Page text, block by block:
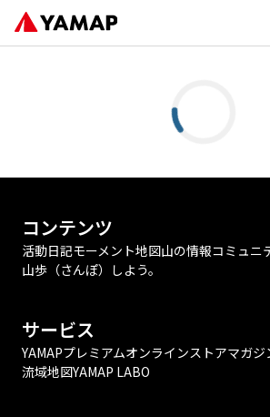
コンテンツ
活動日記モーメント地図山の情報コミュニ
山歩（さんぽ）しよう。
サービス
YAMAPプレミアムオンラインストアマガジ
流域地図YAMAP LABO